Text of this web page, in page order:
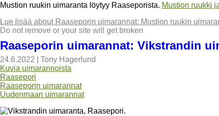
Mustion ruukin uimaranta löytyy Raaseporista. Mustion ruukki
Lue lisää about Raaseporin uimarannat: Mustion ruukin
Do not remove or your site will get broken
Raaseporin uimarannat: Vikstrandin
24.6.2022
Tony Hagerlund
Kuvia uimarannoista
Raasepori
Raaseporin uimarannat
Uudenmaan uimarannat